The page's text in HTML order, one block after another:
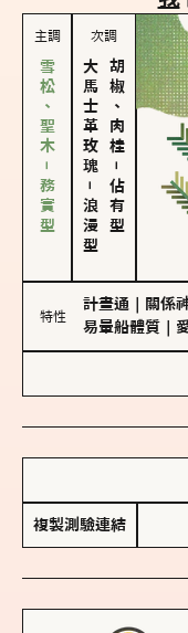
主調
雪松、聖木－務實型
次調
大馬士革玫瑰
－
浪漫型
胡椒、肉桂
－
佔有型
特性
計畫通 關係
易暈船體質
複製測驗連結